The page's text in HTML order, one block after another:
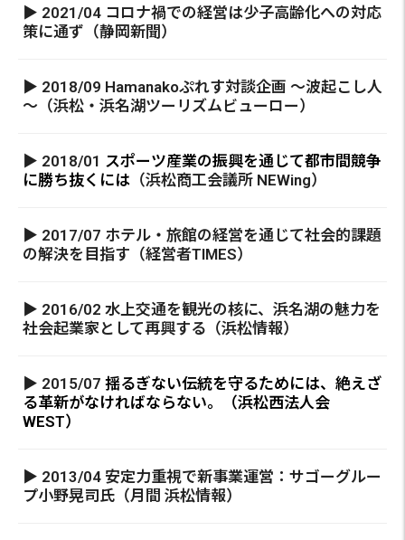
▶ 2021/04 コロナ禍での経営は少子高齢化への対応
策に通ず（静岡新聞）
▶ 2018/09 Hamanakoぷれす対談企画 ～波起こし人
～（浜松・浜名湖ツーリズムビューロー）
▶ 2018/01 スポーツ産業の振興を通じて都市間競争
に勝ち抜くには （浜松商工会議所 NEWing）
▶ 2017/07 ホテル・旅館の経営を通じて社会的課題
の解決を目指す（経営者TIMES）
▶ 2016/02 水上交通を観光の核に、浜名湖の魅力を
社会起業家として再興する（浜松情報）
▶ 2015/07 揺るぎない伝統を守るためには、絶えざ
る革新がなければならない。（浜松西法人会
WEST）
▶ 2013/04 安定力重視で新事業運営：サゴーグルー
プ小野晃司氏（月間 浜松情報）